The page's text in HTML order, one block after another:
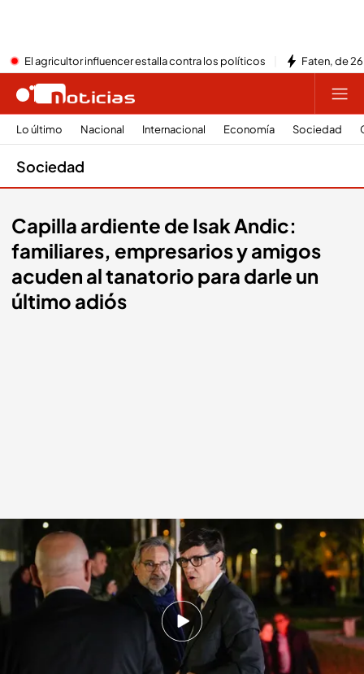
El agricultor influencer estalla contra los políticos Faten, de
Lo último Nacional Internacional Economía Sociedad
Sociedad
Capilla ardiente de Isak Andic:
familiares, empresarios y amigos
acuden al tanatorio para darle un
último adiós
Capilla ardiente de Isak Andic
Redacción digital Noticias Cuatro
15 DIC 2024 - 20:37h.
Familiares, amigos, empresarios y políticos
han acudido esta tarde al tanatorio para